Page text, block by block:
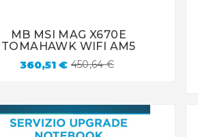
   
MB MSI MAG X670E
TOMAHAWK WIFI AM5
360,51 € 450,64 €